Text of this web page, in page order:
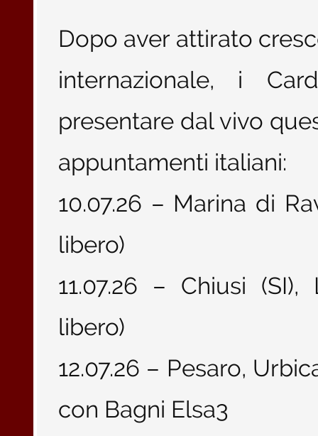
Dopo aver attirato
internazionale, i
presentare dal vivo
appuntamenti italiani:
10.07.26 – Marina di
libero)
11.07.26 – Chiusi
libero)
12.07.26 – Pesaro,
con Bagni Elsa3